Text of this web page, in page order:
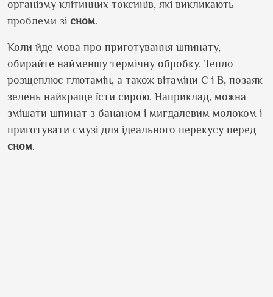
організму клітинних токсинів, які викликають
проблеми зі сном.
Коли йде мова про приготування шпинату,
обирайте найменшу термічну обробку. Тепло
розщеплює глютамін, а також вітаміни С і B, позаяк
зелень найкраще їсти сирою. Наприклад, можна
змішати шпинат з бананом і мигдалевим молоком і
приготувати смузі для ідеального перекусу перед
сном.